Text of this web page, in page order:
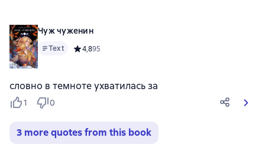
Чуж чуженин
Text Средний рейтинг 4,8 на основе 95 оценок
4,895
словно в темноте ухватилась за
1 0
3 more quotes from this book